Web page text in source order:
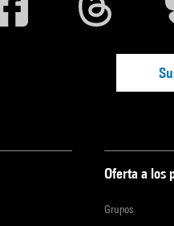
Oferta a los
Grupos